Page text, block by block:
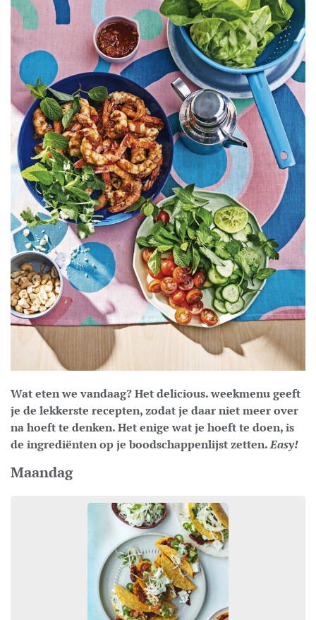
Wat eten we vandaag? Het delicious. weekmenu geeft
je de lekkerste recepten, zodat je daar niet meer over
na hoeft te denken. Het enige wat je hoeft te doen, is
de ingrediënten op je boodschappenlijst zetten.Easy!
Maandag